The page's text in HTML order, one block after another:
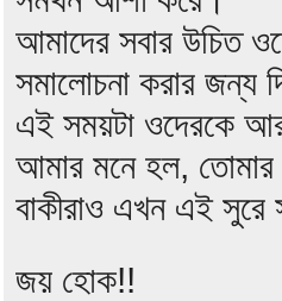
আমাদের সবার উচিত
সমালোচনা করার জন্য
এই সময়টা ওদেরকে
আমার মনে হল,
বাকীরাও এখন এই
জয় হোক!!